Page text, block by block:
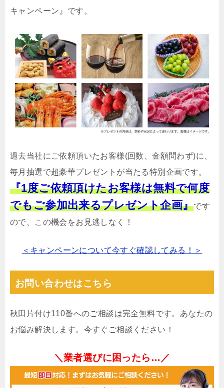
キャンペーン』です。
過去当社にご依頼頂いたお客様(回数、金額問わず)に、
毎月抽選で超豪華プレゼントが当たる特別企画です。
『1度ご依頼頂けたお客様は無料で何度
でもご参加出来るプレゼント企画』です
ので、この機会をお見逃しなく！
＜キャンペーンについて今すぐ確認してみる！＞
お問い合わせはこちら
秋田片付け110番へのご相談は完全無料です。あなたの
お悩み解決します。今すぐご相談ください！
＼業者選びに困ったら…／